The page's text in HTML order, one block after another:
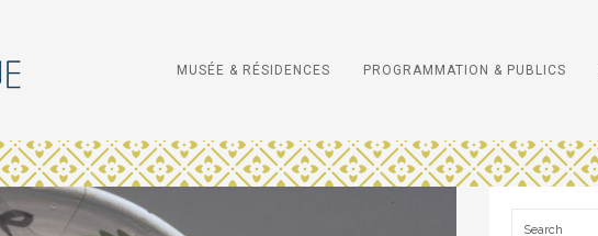
MUSÉE & RÉSIDENCES PROGRAMMATION & PUBLICS